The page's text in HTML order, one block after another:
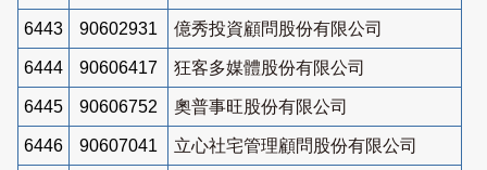
6443 90602931 億秀投資顧問股份有限公司
6444 90606417 狂客多媒體股份有限公司
6445 90606752 奧普事旺股份有限公司
6446 90607041 立心社宅管理顧問股份有限公司